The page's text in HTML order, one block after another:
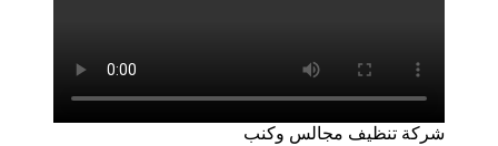
شركة تنظيف مجالس وكنب